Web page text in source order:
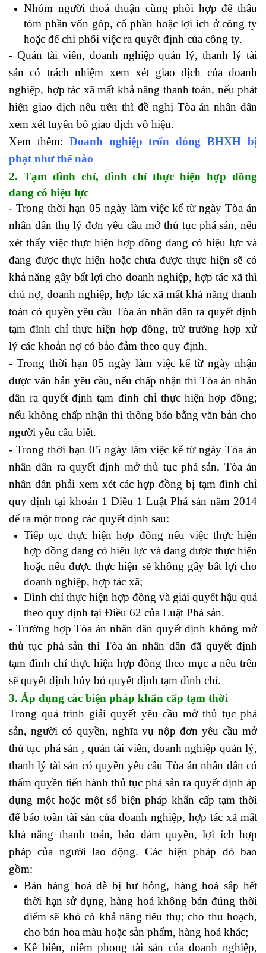
Nhóm người thoả thuận cùng phối hợp để thâu
tóm phần vốn góp, cổ phần hoặc lợi ích ở công ty
hoặc để chi phối việc ra quyết định của công ty.
- Quản tài viên, doanh nghiệp quản lý, thanh lý tài
sản có trách nhiệm xem xét giao dịch của doanh
nghiệp, hợp tác xã mất khả năng thanh toán, nếu phát
hiện giao dịch nêu trên thì đề nghị Tòa án nhân dân
xem xét tuyên bố giao dịch vô hiệu.
Xem thêm: Doanh nghiệp trốn đóng BHXH bị
phạt như thế nào
2. Tạm đình chỉ, đình chỉ thực hiện hợp đồng
đang có hiệu lực
- Trong thời hạn 05 ngày làm việc kể từ ngày Tòa án
nhân dân thụ lý đơn yêu cầu mở thủ tục phá sản, nếu
xét thấy việc thực hiện hợp đồng đang có hiệu lực và
đang được thực hiện hoặc chưa được thực hiện sẽ có
khả năng gây bất lợi cho doanh nghiệp, hợp tác xã thì
chủ nợ, doanh nghiệp, hợp tác xã mất khả năng thanh
toán có quyền yêu cầu Tòa án nhân dân ra quyết định
tạm đình chỉ thực hiện hợp đồng, trừ trường hợp xử
lý các khoản nợ có bảo đảm theo quy định.
- Trong thời hạn 05 ngày làm việc kể từ ngày nhận
được văn bản yêu cầu, nếu chấp nhận thì Tòa án nhân
dân ra quyết định tạm đình chỉ thực hiện hợp đồng;
nếu không chấp nhận thì thông báo bằng văn bản cho
người yêu cầu biết.
- Trong thời hạn 05 ngày làm việc kể từ ngày Tòa án
nhân dân ra quyết định mở thủ tục phá sản, Tòa án
nhân dân phải xem xét các hợp đồng bị tạm đình chỉ
quy định tại khoản 1 Điều 1 Luật Phá sản năm 2014
để ra một trong các quyết định sau:
Tiếp tục thực hiện hợp đồng nếu việc thực hiện
hợp đồng đang có hiệu lực và đang được thực hiện
hoặc nếu được thực hiện sẽ không gây bất lợi cho
doanh nghiệp, hợp tác xã;
Đình chỉ thực hiện hợp đồng và giải quyết hậu quả
theo quy định tại Điều 62 của Luật Phá sản.
- Trường hợp Tòa án nhân dân quyết định không mở
thủ tục phá sản thì Tòa án nhân dân đã quyết định
tạm đình chỉ thực hiện hợp đồng theo mục a nêu trên
sẽ quyết định hủy bỏ quyết định tạm đình chỉ.
3. Áp dụng các biện pháp khẩn cấp tạm thời
Trong quá trình giải quyết yêu cầu mở thủ tục phá
sản, người có quyền, nghĩa vụ nộp đơn yêu cầu mở
thủ tục phá sản , quản tài viên, doanh nghiệp quản lý,
thanh lý tài sản có quyền yêu cầu Tòa án nhân dân có
thẩm quyền tiến hành thủ tục phá sản ra quyết định áp
dụng một hoặc một số biện pháp khẩn cấp tạm thời
để bảo toàn tài sản của doanh nghiệp, hợp tác xã mất
khả năng thanh toán, bảo đảm quyền, lợi ích hợp
pháp của người lao động. Các biện pháp đó bao
gồm:
Bán hàng hoá dễ bị hư hỏng, hàng hoá sắp hết
thời hạn sử dụng, hàng hoá không bán đúng thời
điểm sẽ khó có khả năng tiêu thụ; cho thu hoạch,
cho bán hoa màu hoặc sản phẩm, hàng hoá khác;
Kê biên, niêm phong tài sản của doanh nghiệp,